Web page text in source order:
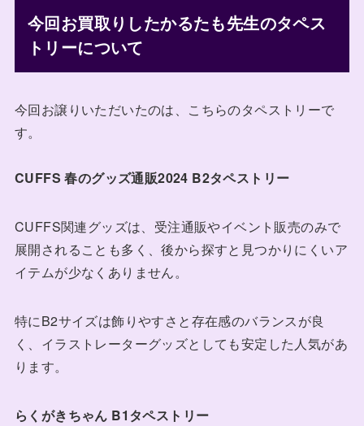
今回お買取りしたかるたも先生のタペス
トリーについて
今回お譲りいただいたのは、こちらのタペストリーで
す。
CUFFS 春のグッズ通販2024 B2タペストリー
CUFFS関連グッズは、受注通販やイベント販売のみで
展開されることも多く、後から探すと見つかりにくいア
イテムが少なくありません。
特にB2サイズは飾りやすさと存在感のバランスが良
く、イラストレーターグッズとしても安定した人気があ
ります。
らくがきちゃん B1タペストリー